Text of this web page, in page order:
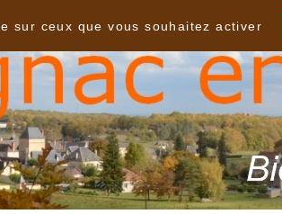
sur ceux que vous souhaitez activer